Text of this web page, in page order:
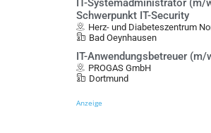
IT-Systemadministrator (m/
Schwerpunkt IT-Security
Herz- und Diabeteszentrum
Bad Oeynhausen
IT-Anwendungsbetreuer (m/
PROGAS GmbH
Dortmund
Anzeige